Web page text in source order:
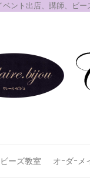
ベント出店、講師、ビ
ビーズ教室 オｰダｰメ